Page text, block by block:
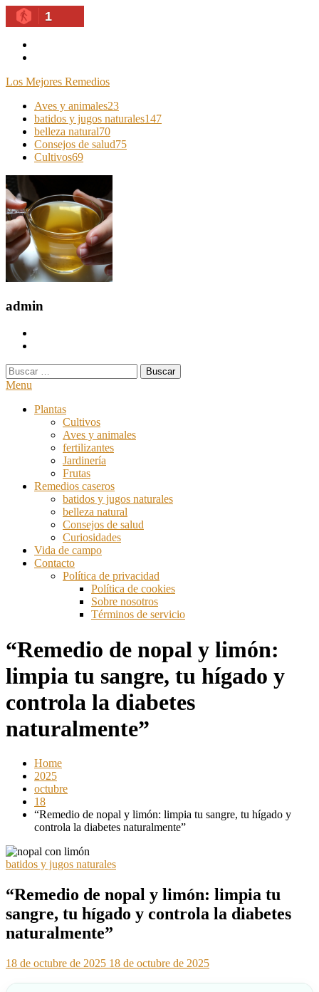
1
Skip
Los Mejores Remedios
Aves y animales23
batidos y jugos naturales147
belleza natural70
Consejos de salud75
Cultivos69
admin
Buscar:
Menu
Plantas
Cultivos
Aves y animales
fertilizantes
Jardinería
Frutas
Remedios caseros
batidos y jugos naturales
belleza natural
Consejos de salud
Curiosidades
Vida de campo
Contacto
Política de privacidad
Política de cookies
Sobre nosotros
Términos de servicio
“Remedio de nopal y limón:
limpia tu sangre, tu hígado y
controla la diabetes
naturalmente”
Home
2025
octubre
18
“Remedio de nopal y limón: limpia tu sangre, tu hígado y
controla la diabetes naturalmente”
batidos y jugos naturales
“Remedio de nopal y limón: limpia tu
sangre, tu hígado y controla la diabetes
naturalmente”
18 de octubre de 2025 18 de octubre de 2025